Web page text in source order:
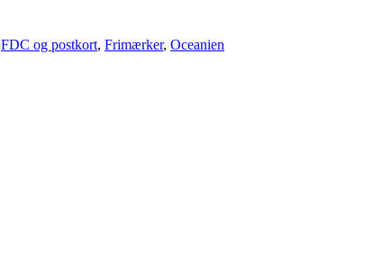
FDC og postkort, Frimærker, Oceanien